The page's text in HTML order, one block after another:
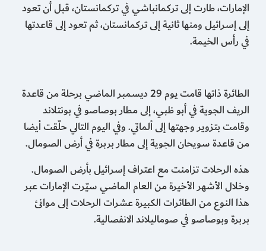
الإمارات، طارت إلى تركمانباشي في تركمانستان، قبل أن تعود
إلى إسرائيل ومنها ثانية إلى تركمانستان، ثم تعود إلى قاعدتها
في رأس الخيمة.
الطائرة ذاتها قامت يوم 29 ديسمبر الماضي برحلة من قاعدة
الريف الجوية في أبو ظبي، إلى مطار بوصاصو في بونتلاند
وقامت بتزوير وجهتها إلى ألماتي. وفي اليوم التالي حلّقت أيضا
من قاعدة سويحان الجوية إلى مطار بربرة في أرض الصومال.
هذه الرحلات تزامنت مع اعتراف إسرائيل بأرض الصومال.
وخلال الأشهر الأخيرة من العام الماضي سيّرت الإمارات عبر
هذا النوع من الطائرات الكبيرة عشرات الرحلات إلى موانئ
بربرة وبوصاصو في صوماليلاند الانفصالية.